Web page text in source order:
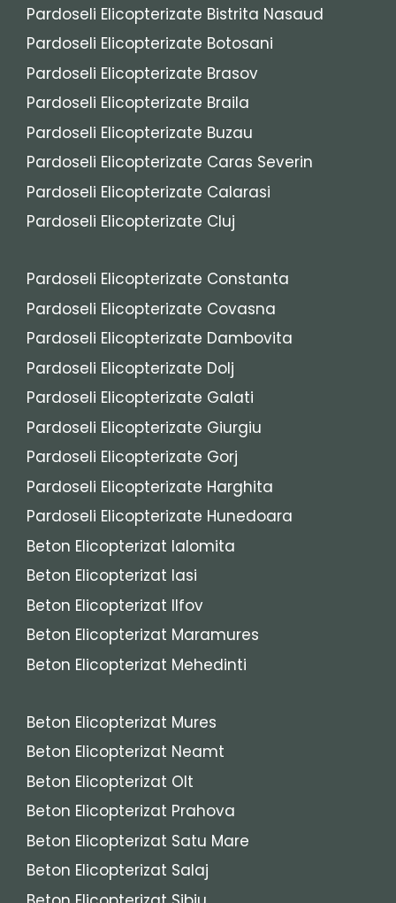
Pardoseli Elicopterizate Bistrita Nasaud
Pardoseli Elicopterizate Botosani
Pardoseli Elicopterizate Brasov
Pardoseli Elicopterizate Braila
Pardoseli Elicopterizate Buzau
Pardoseli Elicopterizate Caras Severin
Pardoseli Elicopterizate Calarasi
Pardoseli Elicopterizate Cluj
Pardoseli Elicopterizate Constanta
Pardoseli Elicopterizate Covasna
Pardoseli Elicopterizate Dambovita
Pardoseli Elicopterizate Dolj
Pardoseli Elicopterizate Galati
Pardoseli Elicopterizate Giurgiu
Pardoseli Elicopterizate Gorj
Pardoseli Elicopterizate Harghita
Pardoseli Elicopterizate Hunedoara
Beton Elicopterizat Ialomita
Beton Elicopterizat Iasi
Beton Elicopterizat Ilfov
Beton Elicopterizat Maramures
Beton Elicopterizat Mehedinti
Beton Elicopterizat Mures
Beton Elicopterizat Neamt
Beton Elicopterizat Olt
Beton Elicopterizat Prahova
Beton Elicopterizat Satu Mare
Beton Elicopterizat Salaj